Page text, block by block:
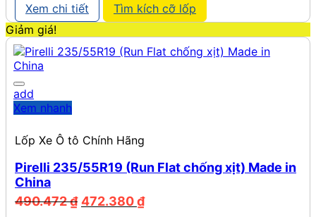
Xem chi tiết
Tìm kích cỡ lốp
Giảm giá!
add
Xem nhanh
Lốp Xe Ô tô Chính Hãng
Pirelli 235/55R19 (Run Flat chống xịt) Made in
China
490.472₫ Giá
472.380₫Giá